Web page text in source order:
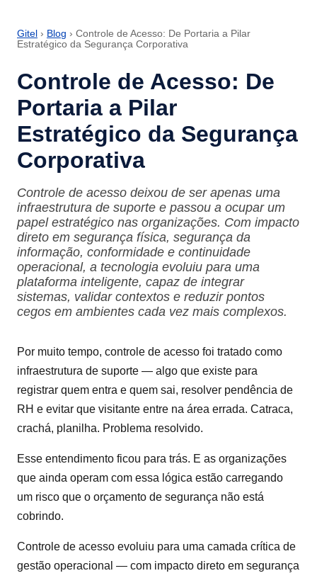
Gitel › Blog › Controle de Acesso: De Portaria a Pilar
Estratégico da Segurança Corporativa
Controle de Acesso: De
Portaria a Pilar
Estratégico da Segurança
Corporativa
Controle de acesso deixou de ser apenas uma
infraestrutura de suporte e passou a ocupar um
papel estratégico nas organizações. Com impacto
direto em segurança física, segurança da
informação, conformidade e continuidade
operacional, a tecnologia evoluiu para uma
plataforma inteligente, capaz de integrar
sistemas, validar contextos e reduzir pontos
cegos em ambientes cada vez mais complexos.
Por muito tempo, controle de acesso foi tratado como
infraestrutura de suporte — algo que existe para
registrar quem entra e quem sai, resolver pendência de
RH e evitar que visitante entre na área errada. Catraca,
crachá, planilha. Problema resolvido.
Esse entendimento ficou para trás. E as organizações
que ainda operam com essa lógica estão carregando
um risco que o orçamento de segurança não está
cobrindo.
Controle de acesso evoluiu para uma camada crítica de
gestão operacional — com impacto direto em segurança